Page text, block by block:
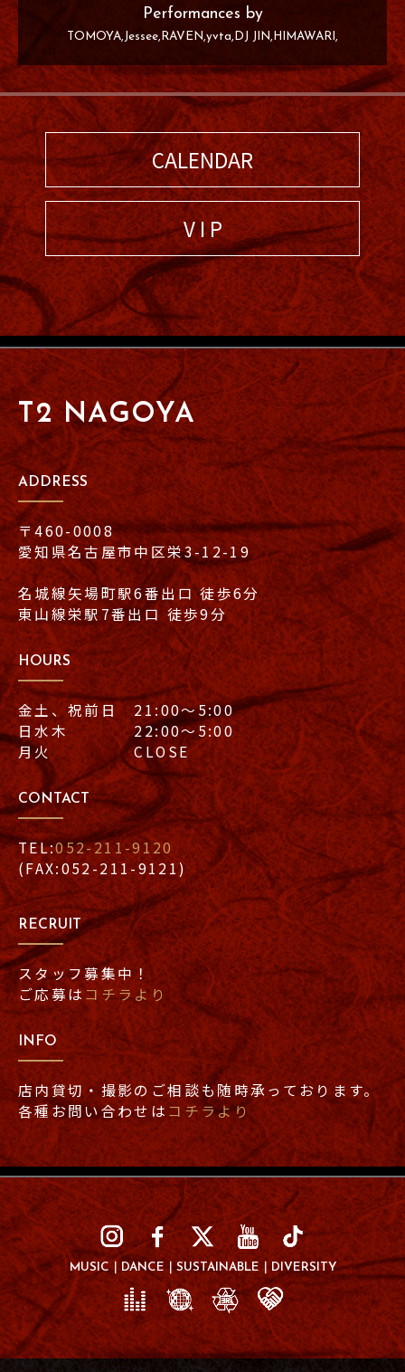
Performances by
TOMOYA Jessee RAVEN yvta DJ JIN HIMAWARI
CALENDAR
V I P
T2 NAGOYA
ADDRESS
〒460-0008
愛知県名古屋市中区栄3-12-19
名城線矢場町駅6番出口 徒歩6分
東山線栄駅7番出口 徒歩9分
HOURS
金土、祝前日 21:00〜5:00
日水木 22:00〜5:00
月火 CLOSE
CONTACT
TEL:052-211-9120
(FAX:052-211-9121)
RECRUIT
スタッフ募集中！
ご応募はコチラより
INFO
店内貸切・撮影のご相談も随時承っております。
各種お問い合わせはコチラより
MUSIC DANCE SUSTAINABLE DIVERSITY